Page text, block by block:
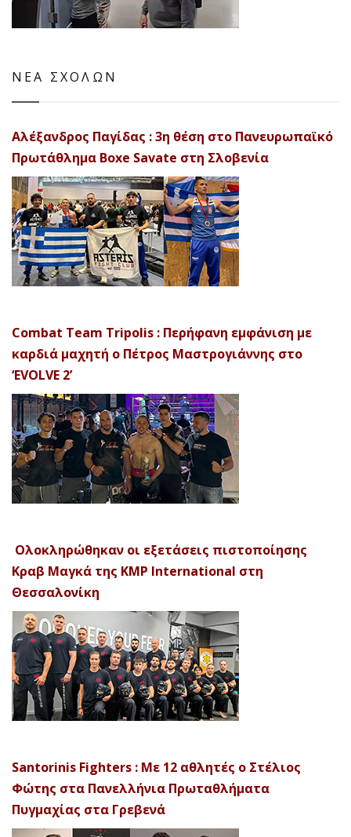
ΝΕΑ ΣΧΟΛΩΝ
Αλέξανδρος Παγίδας : 3η θέση στο Πανευρωπαϊκό
Πρωτάθλημα Boxe Savate στη Σλοβενία
Combat Team Tripolis : Περήφανη εμφάνιση με
καρδιά μαχητή ο Πέτρος Μαστρογιάννης στο
‘EVOLVE 2’
Ολοκληρώθηκαν οι εξετάσεις πιστοποίησης
Κραβ Μαγκά της KMP International στη
Θεσσαλονίκη
Santorinis Fighters : Με 12 αθλητές ο Στέλιος
Φώτης στα Πανελλήνια Πρωταθλήματα
Πυγμαχίας στα Γρεβενά